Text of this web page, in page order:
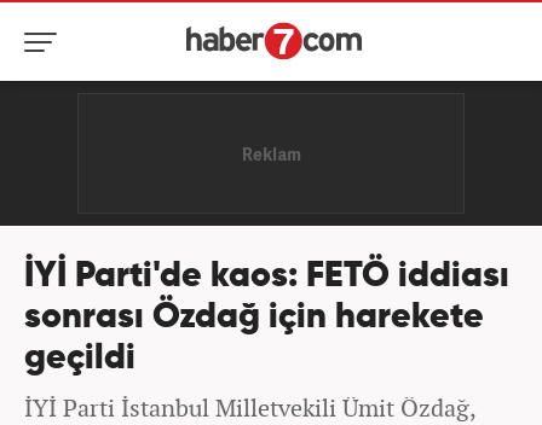
İYİ Parti'de kaos: FETÖ iddiası
sonrası Özdağ için harekete
geçildi
İYİ Parti İstanbul Milletvekili Ümit Özdağ,